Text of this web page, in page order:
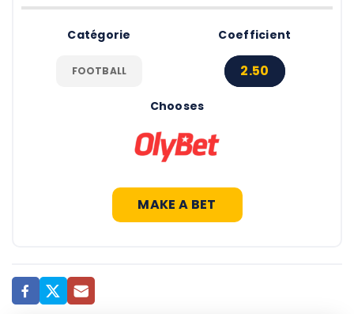
MAKE A BET
Catégorie
FOOTBALL
Coefficient
2.50
Chooses